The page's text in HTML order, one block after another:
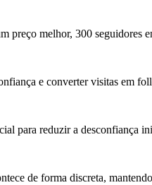
preço melhor, 300
e converter visitas em
para reduzir a desconfiança
de forma discreta,